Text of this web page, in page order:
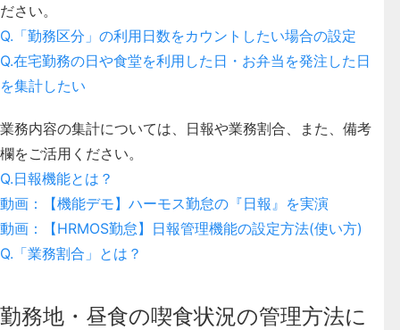
ださい。
Q.「勤務区分」の利用日数をカウントしたい場合の設定
Q.在宅勤務の日や食堂を利用した日・お弁当を発注した日
を集計したい
業務内容の集計については、日報や業務割合、また、備考
欄をご活用ください。
Q.日報機能とは？
動画：【機能デモ】ハーモス勤怠の『日報』を実演
動画：【HRMOS勤怠】日報管理機能の設定方法(使い方)
Q.「業務割合」とは？
勤務地・昼食の喫食状況の管理方法に